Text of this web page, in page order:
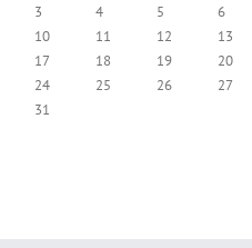
3
4 5 6
10
11 12 13
17
18 19 20
24
25 26 27
31